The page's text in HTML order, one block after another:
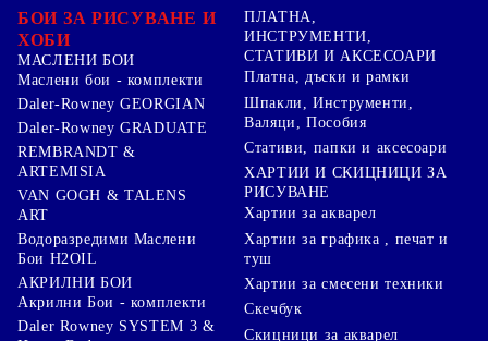
БОИ ЗА РИСУВАНЕ И
ХОБИ
МАСЛЕНИ БОИ
Маслени бои - комплекти
Daler-Rowney GEORGIAN
Daler-Rowney GRADUATE
REMBRANDT &
ARTEMISIA
VAN GOGH & TALENS
ART
Водоразредими Маслени
Бои H2OIL
АКРИЛНИ БОИ
Акрилни Бои - комплекти
Daler Rowney SYSTEM 3 &
ПЛАТНА,
ИНСТРУМЕНТИ,
СТАТИВИ И АКСЕСОАРИ
Платна, дъски и рамки
Шпакли, Инструменти,
Валяци, Пособия
Стативи, папки и аксесоари
ХАРТИИ И СКИЦНИЦИ ЗА
РИСУВАНЕ
Хартии за акварел
Хартии за графика , печат и
туш
Хартии за смесени техники
Скечбук
Скицници за акварел